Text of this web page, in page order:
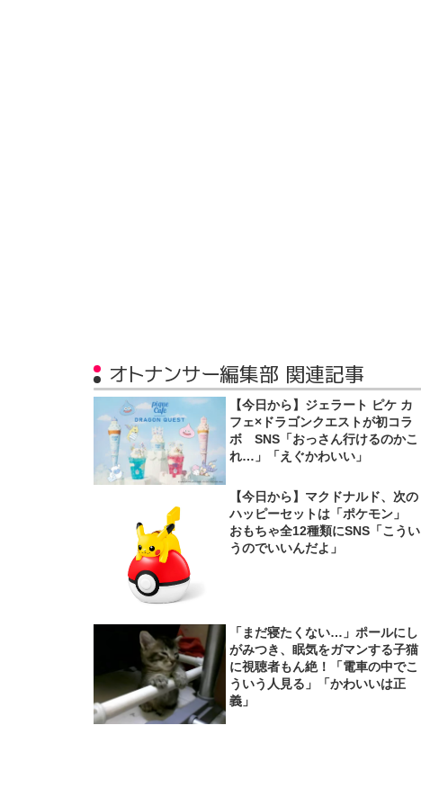
オトナンサー編集部 関連記事
【今日から】ジェラート ピケ カ
フェ×ドラゴンクエストが初コラ
ボ SNS「おっさん行けるのかこ
れ…」「えぐかわいい」
【今日から】マクドナルド、次の
ハッピーセットは「ポケモン」
おもちゃ全12種類にSNS「こうい
うのでいいんだよ」
「まだ寝たくない…」ポールにし
がみつき、眠気をガマンする子猫
に視聴者もん絶！「電車の中でこ
ういう人見る」「かわいいは正
義」